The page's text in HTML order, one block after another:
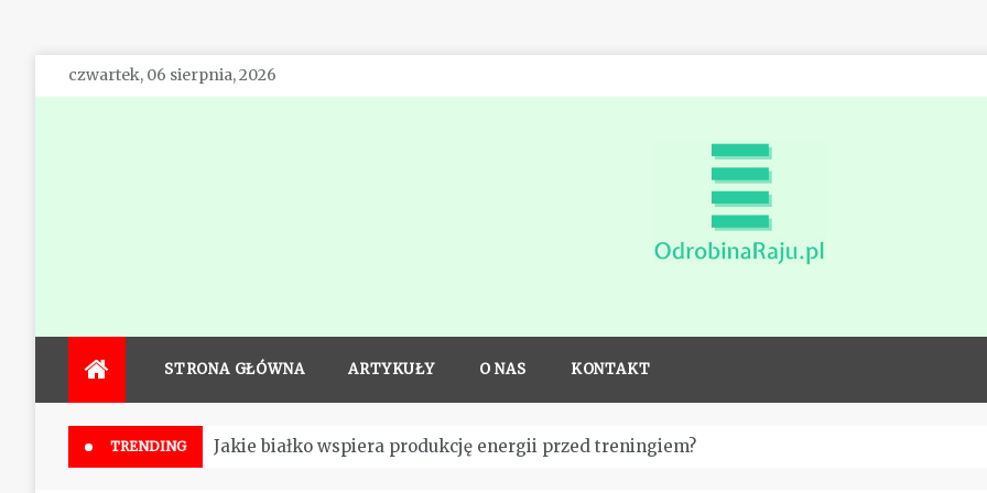
Skip
to
czwartek, 06 sierpnia, 2026
raju dla
sportowców
STRONA GŁÓWNA ARTYKUŁY O NAS KONTAKT
TRENDING Jakie białko wspiera produkcję energii przed treningiem?